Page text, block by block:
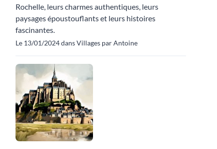
Rochelle, leurs charmes authentiques, leurs
paysages époustouflants et leurs histoires
fascinantes.
Le 13/01/2024 dans Villages par Antoine